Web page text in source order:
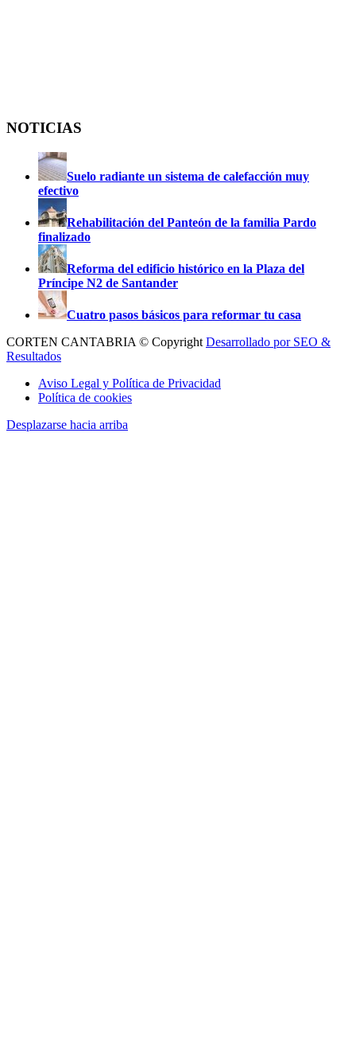
NOTICIAS
Suelo radiante un sistema de calefacción muy
efectivo
Rehabilitación del Panteón de la familia Pardo
finalizado
Reforma del edificio histórico en la Plaza del
Príncipe N2 de Santander
Cuatro pasos básicos para reformar tu casa
CORTEN CANTABRIA © Copyright Desarrollado por SEO &
Resultados
Aviso Legal y Política de Privacidad
Política de cookies
Desplazarse hacia arriba